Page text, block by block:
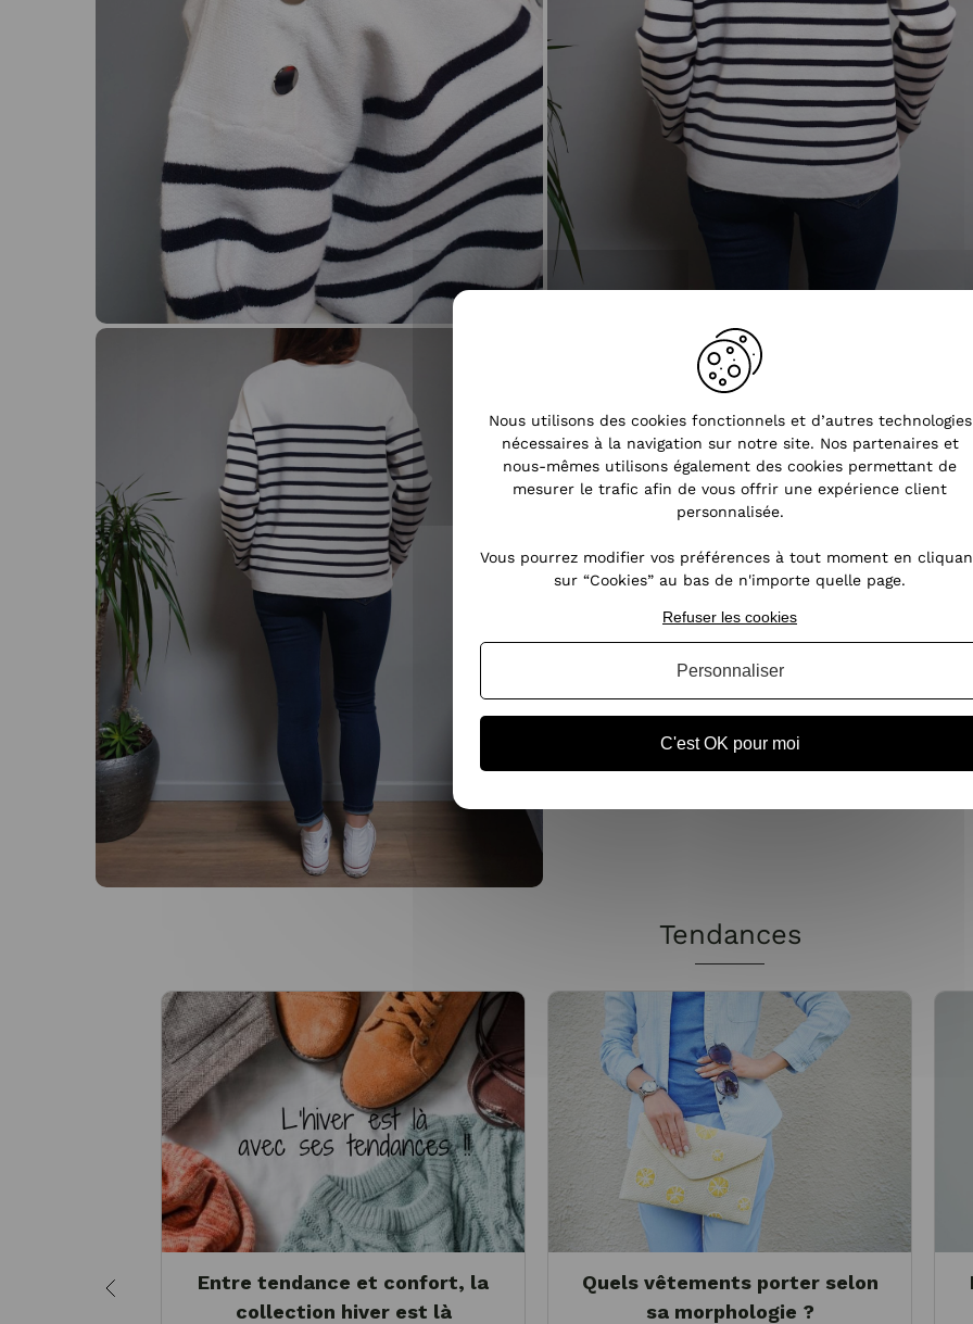
Tendances
Entre tendance et confort, la
collection hiver est là
Quels vêtements porter selon
sa morphologie ?
Nous utilisons des cookies fonctionnels et d’autres technologies
nécessaires à la navigation sur notre site. Nos partenaires et
nous-mêmes utilisons également des cookies permettant de
mesurer le trafic afin de vous offrir une expérience client
personnalisée.
Vous pourrez modifier vos préférences à tout moment en
sur “Cookies” au bas de n'importe quelle page.
C'est OK pour moi
Refuser les cookies
Personnaliser